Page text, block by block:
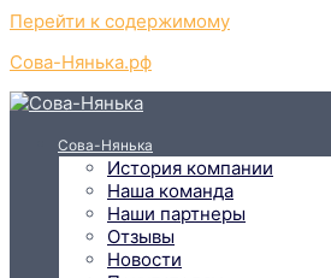
Перейти к содержимому
Сова-Нянька.рф
Сова-Нянька
История компании
Наша команда
Наши партнеры
Отзывы
Новости